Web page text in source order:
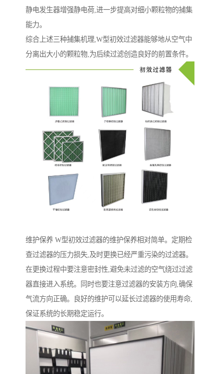
静电发生器增强静电荷,进一步提高对细小颗粒物的捕集
能力。
综合上述三种捕集机理,W型初效过滤器能够地从空气中
分离出大小的颗粒物,为后续过滤创造良好的前置条件。
维护保养 W型初效过滤器的维护保养相对简单。定期检
查过滤器的压力损失,及时更换已经严重污染的过滤器。
在更换过程中要注意密封性,避免未过滤的空气绕过过滤
器直接进入系统。同时也要注意过滤器的安装方向,确保
气流方向正确。良好的维护可以延长过滤器的使用寿命,
保证系统的长期稳定运行。